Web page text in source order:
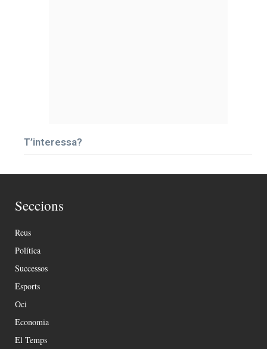
T’interessa?
Seccions
Reus
Política
Successos
Esports
Oci
Economia
El Temps